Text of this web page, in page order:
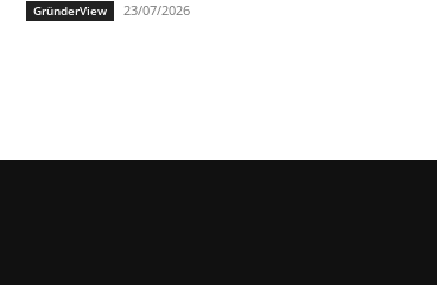
GründerView 23/07/2026